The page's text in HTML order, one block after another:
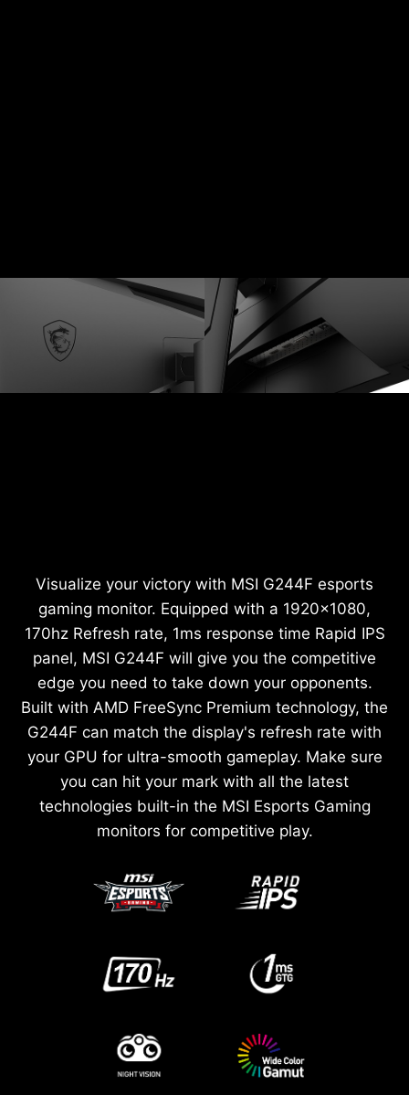
Visualize your victory with MSI G244F esports
gaming monitor. Equipped with a 1920x1080,
170hz Refresh rate, 1ms response time Rapid IPS
panel, MSI G244F will give you the competitive
edge you need to take down your opponents.
Built with AMD FreeSync Premium technology, the
G244F can match the display's refresh rate with
your GPU for ultra-smooth gameplay. Make sure
you can hit your mark with all the latest
technologies built-in the MSI Esports Gaming
monitors for competitive play.